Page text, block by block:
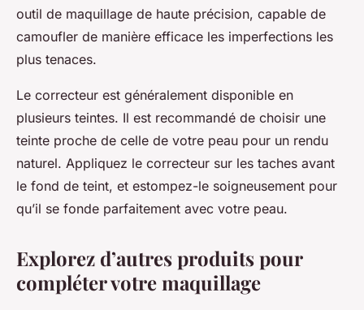
outil de maquillage de haute précision, capable de
camoufler de manière efficace les imperfections les
plus tenaces.
Le correcteur est généralement disponible en
plusieurs teintes. Il est recommandé de choisir une
teinte proche de celle de votre peau pour un rendu
naturel. Appliquez le correcteur sur les taches avant
le fond de teint, et estompez-le soigneusement pour
qu’il se fonde parfaitement avec votre peau.
Explorez d’autres produits pour
compléter votre maquillage